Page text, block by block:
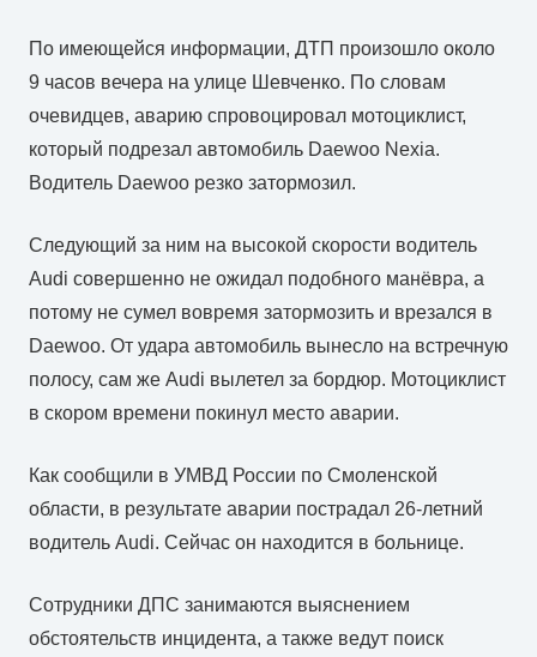
По имеющейся информации, ДТП произошло около
9 часов вечера на улице Шевченко. По словам
очевидцев, аварию спровоцировал мотоциклист,
который подрезал автомобиль Daewoo Nexia.
Водитель Daewoo резко затормозил.
Следующий за ним на высокой скорости водитель
Audi совершенно не ожидал подобного манёвра, а
потому не сумел вовремя затормозить и врезался в
Daewoo. От удара автомобиль вынесло на встречную
полосу, сам же Audi вылетел за бордюр. Мотоциклист
в скором времени покинул место аварии.
Как сообщили в УМВД России по Смоленской
области, в результате аварии пострадал 26-летний
водитель Audi. Сейчас он находится в больнице.
Сотрудники ДПС занимаются выяснением
обстоятельств инцидента, а также ведут поиск